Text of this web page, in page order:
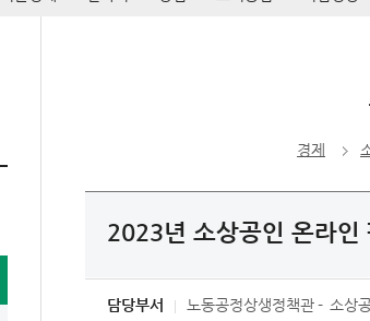
경제
2023년 소상공인 온라인
담당부서 노동공정상생정책관 소상